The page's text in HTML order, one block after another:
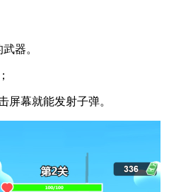
器。
屏幕就能发射子弹。